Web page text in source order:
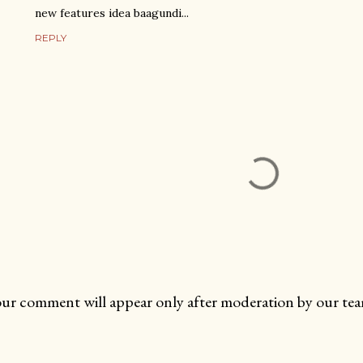
new features idea baagundi...
REPLY
comment will appear only after moderation by our